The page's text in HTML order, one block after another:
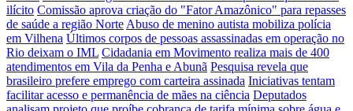
ilícito Comissão aprova criação do "Fator Amazônico" para repasses
de saúde a região Norte Abuso de menino autista mobiliza polícia
em Vilhena Últimos corpos de pessoas assassinadas em operação no
Rio deixam o IML Cidadania em Movimento realiza mais de 400
atendimentos em Vila da Penha e Abunã Pesquisa revela que
brasileiro prefere emprego com carteira assinada Iniciativas tentam
facilitar acesso e permanência de mães na ciência Deputados